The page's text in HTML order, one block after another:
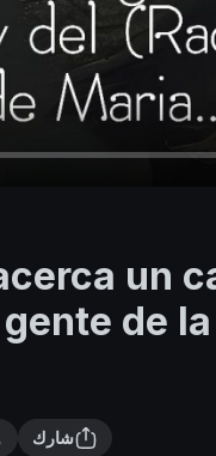
acerca
de
شارك